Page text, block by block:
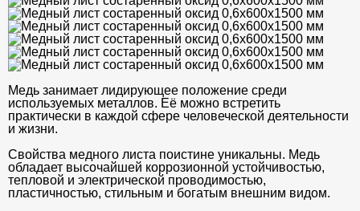
ДЕКОРАТИВНЫЙ УГОЛОК
МЕТАЛЛИЧЕСКИЕ ПОРОГИ НАПОЛЬНЫЕ (ДЛЯ ПОЛА),
РАСКЛАДКА, ПЛИНТУС
ПОТОЛКИ
АКЦИИ
НЕДОРОГОЙ МЕТАЛЛОПРОКАТ
Медь занимает лидирующее положение среди
используемых металлов. Её можно встретить
практически в каждой сфере человеческой деятельности
и жизни.
Свойства медного листа поистине уникальны. Медь
обладает высочайшей коррозионной устойчивостью,
тепловой и электрической проводимостью,
пластичностью, стильным и богатым внешним видом.